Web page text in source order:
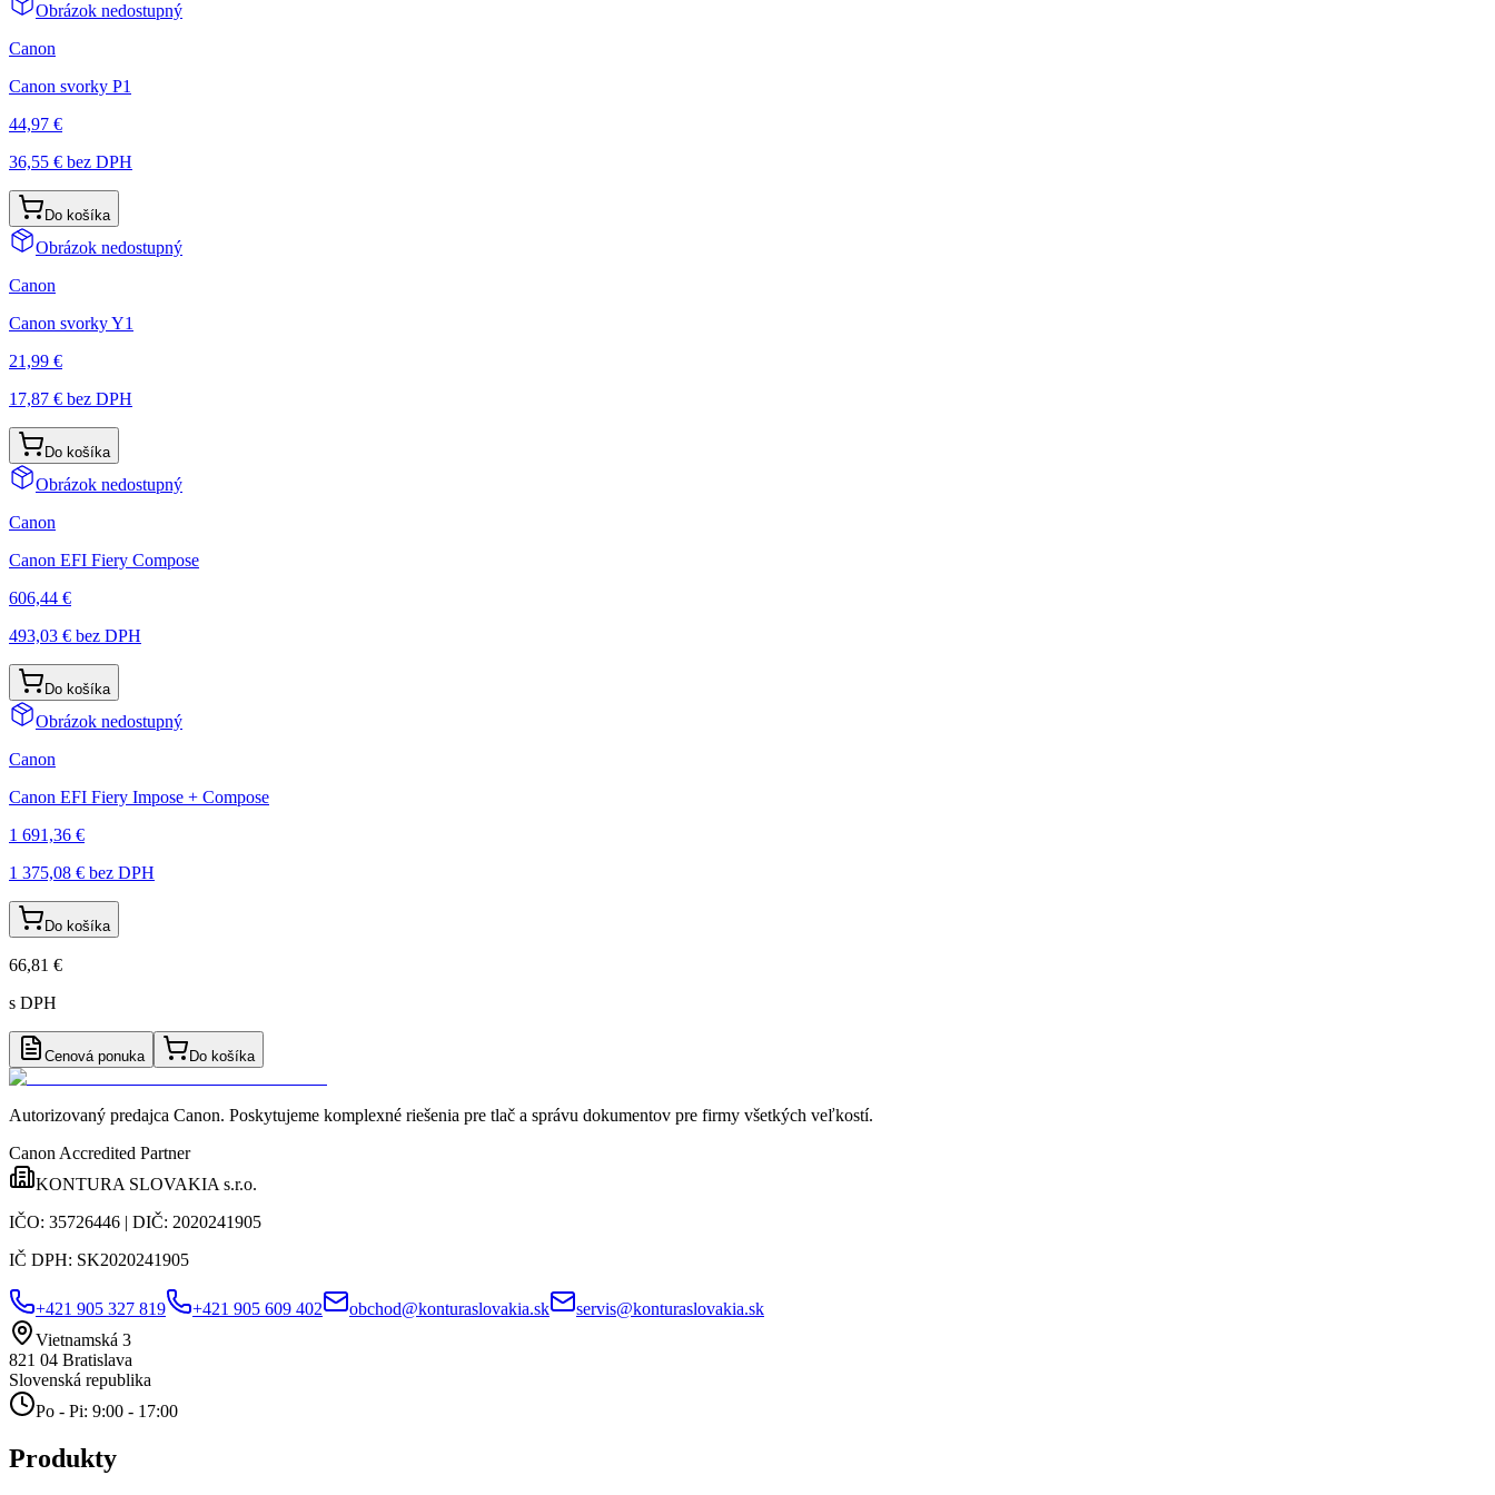
Obrázok nedostupný
Canon
Canon svorky P1
44,97 €
36,55 € bez DPH
Do košíka
Obrázok nedostupný
Canon
Canon svorky Y1
21,99 €
17,87 € bez DPH
Do košíka
Obrázok nedostupný
Canon
Canon EFI Fiery Compose
606,44 €
493,03 € bez DPH
Do košíka
Obrázok nedostupný
Canon
Canon EFI Fiery Impose + Compose
1 691,36 €
1 375,08 € bez DPH
Do košíka
66,81 €
s DPH
Cenová ponuka Do košíka
Autorizovaný predajca Canon. Poskytujeme komplexné riešenia pre tlač a správu dokumentov pre firmy všetkých veľkostí.
Canon Accredited Partner
KONTURA SLOVAKIA s.r.o.
IČO: 35726446 | DIČ: 2020241905
IČ DPH: SK2020241905
+421 905 327 819 +421 905 609 402 obchod@konturaslovakia.sk
servis@konturaslovakia.sk
Vietnamská 3
821 04 Bratislava
Slovenská republika
Po - Pi: 9:00 - 17:00
Produkty